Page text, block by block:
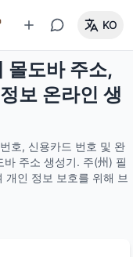
KO
몰도바 주소,
보 온라인 생
호, 신용카드 번호 및 완
주소 생성기. 주(州) 필
개인 정보 보호를 위해 브